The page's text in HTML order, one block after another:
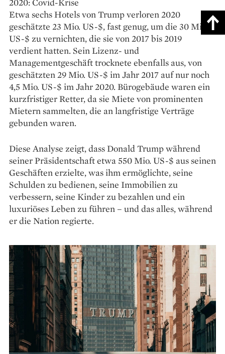
Etwa sechs Hotels von Trump verloren 2020
geschätzte 23 Mio. US-$, fast genug, um die 30 Mio.
US-$ zu vernichten, die sie von 2017 bis 2019
verdient hatten. Sein Lizenz- und
Managementgeschäft trocknete ebenfalls aus, von
geschätzten 29 Mio. US-$ im Jahr 2017 auf nur noch
4,5 Mio. US-$ im Jahr 2020. Bürogebäude waren ein
kurzfristiger Retter, da sie Miete von prominenten
Mietern sammelten, die an langfristige Verträge
gebunden waren.
Diese Analyse zeigt, dass Donald Trump während
seiner Präsidentschaft etwa 550 Mio. US-$ aus seinen
Geschäften erzielte, was ihm ermöglichte, seine
Schulden zu bedienen, seine Immobilien zu
verbessern, seine Kinder zu bezahlen und ein
luxuriöses Leben zu führen – und das alles, während
er die Nation regierte.